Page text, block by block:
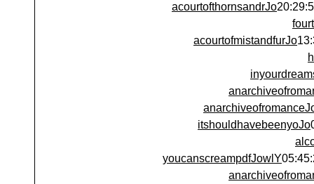
acourtofthornsandrJo
acourtofmistandfurJo
itshouldhavebeenyoJo
youcanscreampdfJowlY